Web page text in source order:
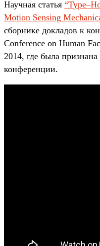
Научная статья
Motion Sensing
сборнике докладов к
Conference on Human
2014, где была
конференции.